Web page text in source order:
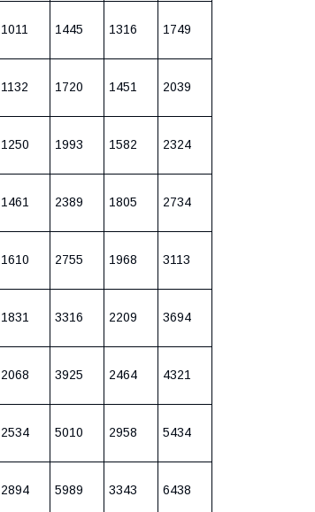
1011 1445 1316 1749
1132 1720 1451 2039
1250 1993 1582 2324
1461 2389 1805 2734
1610 2755 1968 3113
1831 3316 2209 3694
2068 3925 2464 4321
2534 5010 2958 5434
2894 5989 3343 6438